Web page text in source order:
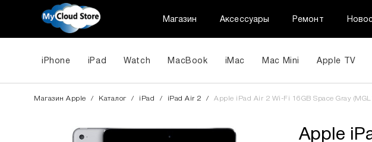
Магазин Аксессуары Ремонт
iPhone iPad Watch MacBook iMac Mac Mini Apple TV
Магазин Apple / Каталог / iPad / iPad Air 2 / Apple iPad Air 2 Wi-Fi 16GB Space Gray
Apple